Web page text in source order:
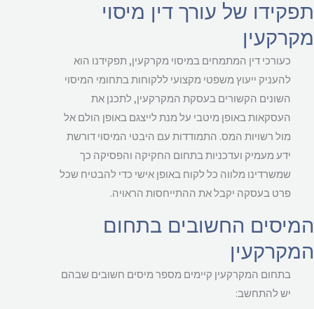
של עורך דין מיסוי
כעורכי דין המתמחים במיסוי מקרקעין, תפקידנו הוא
להעניק ייעוץ משפטי מקצועי ללקוחות בתחומי המיסוי
השונים הקשורים בעסקת המקרקעין, לתכנן את
העסקאות באופן מיטבי על מנת לייצגם באופן הולם אל
מול רשויות המס. התמודדות עם היבטי המיסוי דורשת
ידע מעמיק ועדכניות בתחום החקיקה והפסיקה כך
שמשרדינו מלווה כל לקוח באופן אישי כדי להבטיח שכל
פרט בעסקה יקבל את ההתייחסות הראויה.
החשובים בתחום
בתחום המקרקעין קיימים מספר מיסים חשובים שבהם
יש להתחשב: